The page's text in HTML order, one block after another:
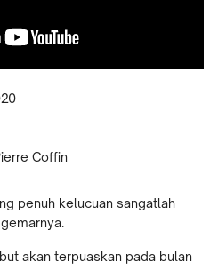
Coffin
penuh kelucuan sangatlah
akan terpuaskan pada bulan